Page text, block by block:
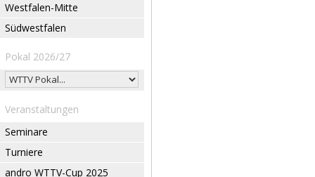
Westfalen-Mitte
Südwestfalen
Pokal 2026/27
Veranstaltungen
Seminare
Turniere
andro WTTV-Cup 2025